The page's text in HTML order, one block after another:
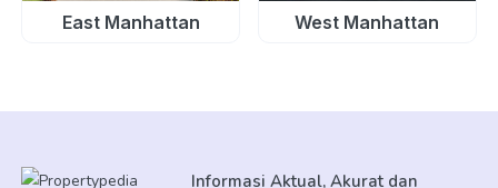
East Manhattan West Manhattan
Informasi Aktual, Akurat dan